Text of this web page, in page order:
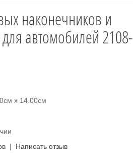
наконечников и
автомобилей 2108-
x 14.00см
| Написать отзыв